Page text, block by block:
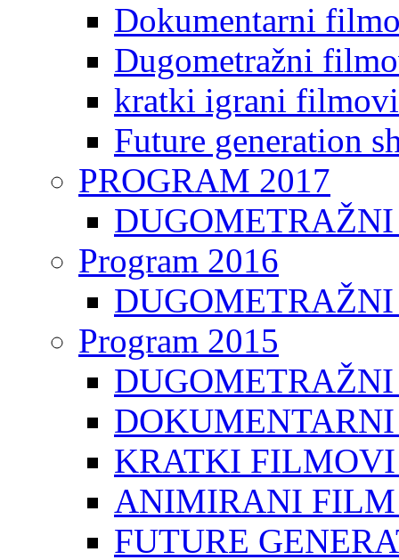
Dokumentarni
Dugometražni
kratki igrani filmovi
Future generation
PROGRAM 2017
Program 2016
Program 2015
KRATKI FILMOVI
ANIMIRANI FILM
FUTURE